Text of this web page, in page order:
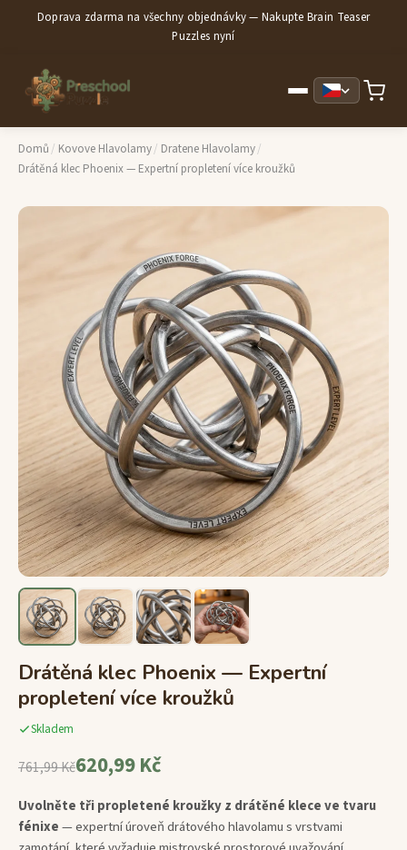
Doprava zdarma na všechny objednávky — Nakupte Brain Teaser
Puzzles nyní
Domů / Kovove Hlavolamy/ Dratene Hlavolamy/
Drátěná klec Phoenix — Expertní propletení více kroužků
Drátěná klec Phoenix — Expertní
propletení více kroužků
Skladem
761,99 Kč620,99 Kč
Uvolněte tři propletené kroužky z drátěné klece ve tvaru
fénixe— expertní úroveň drátového hlavolamu s vrstvami